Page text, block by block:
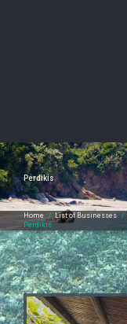
Perdikis
Home / List of Businesses /
Perdikis